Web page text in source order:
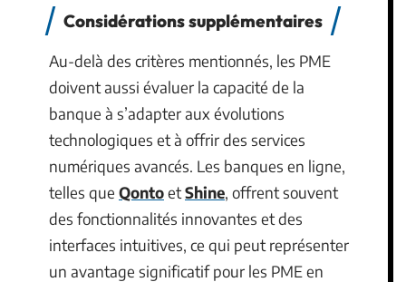
Considérations supplémentaires
Au-delà des critères mentionnés, les PME
doivent aussi évaluer la capacité de la
banque à s’adapter aux évolutions
technologiques et à offrir des services
numériques avancés. Les banques en ligne,
telles que QontoetShine, offrent souvent
des fonctionnalités innovantes et des
interfaces intuitives, ce qui peut représenter
un avantage significatif pour les PME en